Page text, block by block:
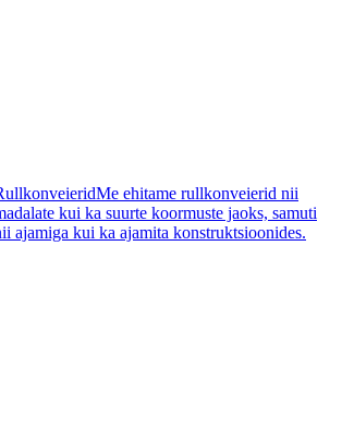
Me ehitame rullkonveierid nii
kui ka suurte koormuste jaoks, samuti
ajamiga kui ka ajamita konstruktsioonides.